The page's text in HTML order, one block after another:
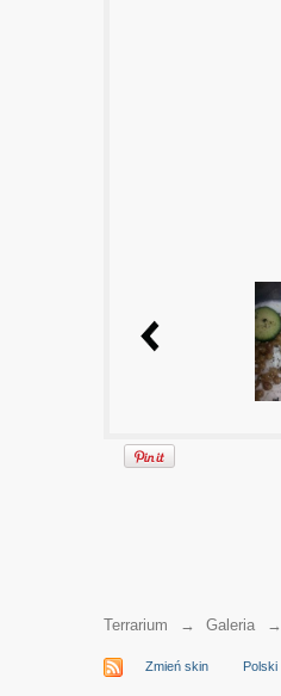
Terrarium → Galeria →
Zmień skin Polski